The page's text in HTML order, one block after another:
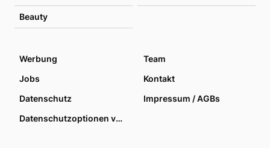
Beauty
Werbung
Team
Jobs
Kontakt
Datenschutz
Impressum / AGBs
Datenschutzoptionen verwalten